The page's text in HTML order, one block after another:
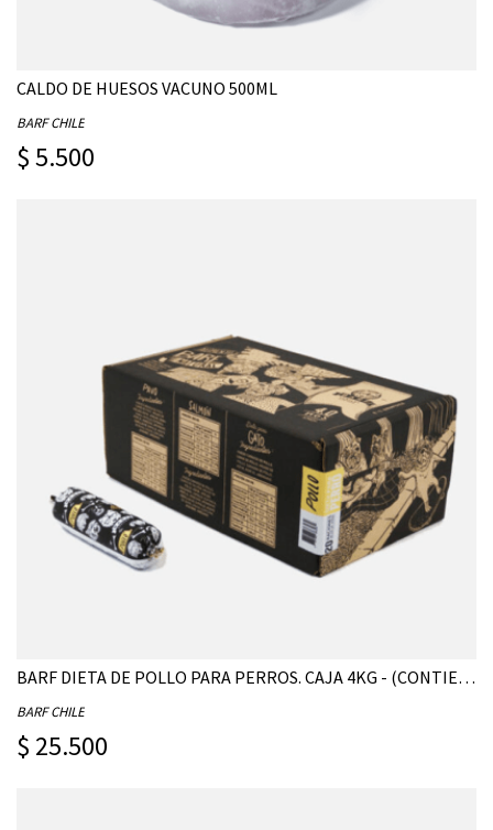
CALDO DE HUESOS VACUNO 500ML
BARF CHILE
$ 5.500
BARF DIETA DE POLLO PARA PERROS. CAJA 4KG - (CONTIENE 20 UNIDADES DE 200G)
BARF CHILE
$ 25.500